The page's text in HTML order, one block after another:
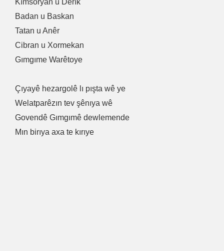
Kımsoryan u Dêrık
Badan u Baskan
Tatan u Anêr
Cibran u Xormekan
Gımgıme Warêtoye
Çıyayê hezargolê lı pışta wê ye
Welatparêzın tev şênıya wê
Govendê Gımgımê dewlemende
Mın birıya axa te kırıye